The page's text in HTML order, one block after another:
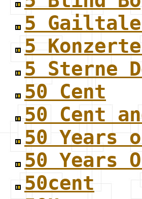
5
5
5 Sterne
50 Cent
50 Cent
50 Years
50 Years
50cent